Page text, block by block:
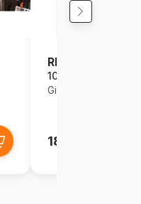
Rhs : Fantaisie
1000 pièces
Gibsons
18,95€